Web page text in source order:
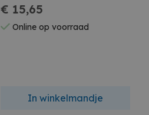
€ 15,65
Online op voorraad
In winkelmandje